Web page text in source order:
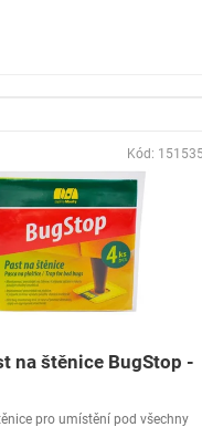
na štěnice BugStop -
pro umístění pod všechny
Kód: 151535